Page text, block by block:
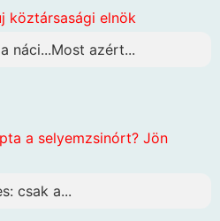
köztársasági elnök
náci...Most azért...
a selyemzsinórt? Jön
csak a...